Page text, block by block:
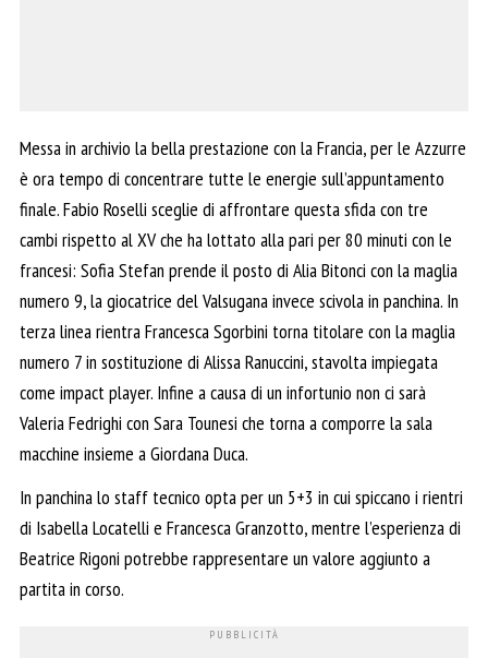
Messa in archivio la bella prestazione con la Francia, per le Azzurre
è ora tempo di concentrare tutte le energie sull’appuntamento
finale. Fabio Roselli sceglie di affrontare questa sfida con tre
cambi rispetto al XV che ha lottato alla pari per 80 minuti con le
francesi: Sofia Stefan prende il posto di Alia Bitonci con la maglia
numero 9, la giocatrice del Valsugana invece scivola in panchina. In
terza linea rientra Francesca Sgorbini torna titolare con la maglia
numero 7 in sostituzione di Alissa Ranuccini, stavolta impiegata
come impact player. Infine a causa di un infortunio non ci sarà
Valeria Fedrighi con Sara Tounesi che torna a comporre la sala
macchine insieme a Giordana Duca.
In panchina lo staff tecnico opta per un 5+3 in cui spiccano i rientri
di Isabella Locatelli e Francesca Granzotto, mentre l’esperienza di
Beatrice Rigoni potrebbe rappresentare un valore aggiunto a
partita in corso.